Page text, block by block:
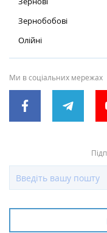
Зернобобові
Олійні
Ми в соціальних мережах